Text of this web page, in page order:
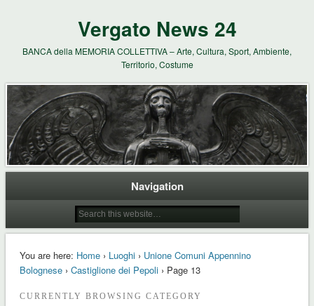
Vergato News 24
BANCA della MEMORIA COLLETTIVA – Arte, Cultura, Sport, Ambiente,
Territorio, Costume
Navigation
You are here: Home› Luoghi› Unione Comuni Appennino
Bolognese› Castiglione dei Pepoli› Page 13
CURRENTLY BROWSING CATEGORY